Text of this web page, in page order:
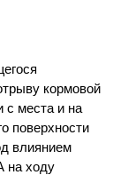
кормовой
с места и на
поверхности
влиянием
на ходу